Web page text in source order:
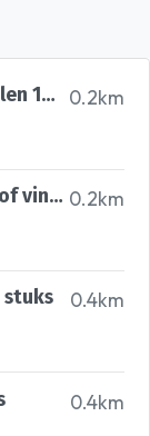
0.2km
Gratis af te halen 2 hooibalen 100cm bij 60 cm
0.2km
Gezocht ! gratis Laminaat of vinyl
0.4km
stuks
0.4km